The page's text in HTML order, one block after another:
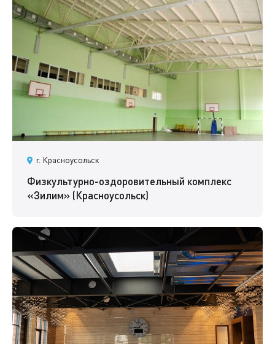
г. Красноусольск
Физкультурно-оздоровительный комплекс
«Зилим» (Красноусольск)